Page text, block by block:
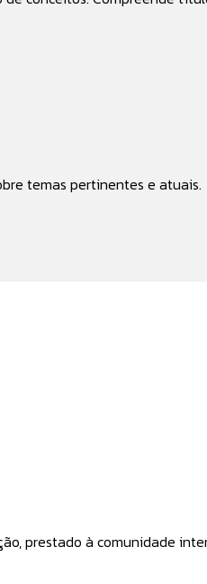
temas pertinentes e atuais.
prestado à comunidade